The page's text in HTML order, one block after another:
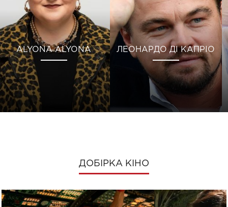
ALYONA ALYONA ЛЕОНАРДО ДІ КАПРІО
ДОБІРКА КІНО